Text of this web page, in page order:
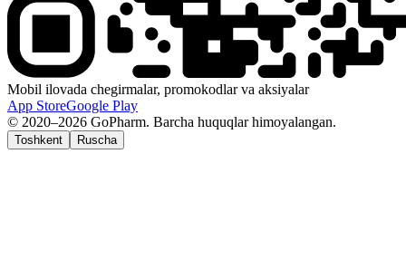
Mobil ilovada chegirmalar, promokodlar va aksiyalar
App StoreGoogle Play
© 2020–2026 GoPharm. Barcha huquqlar himoyalangan.
Toshkent Ruscha